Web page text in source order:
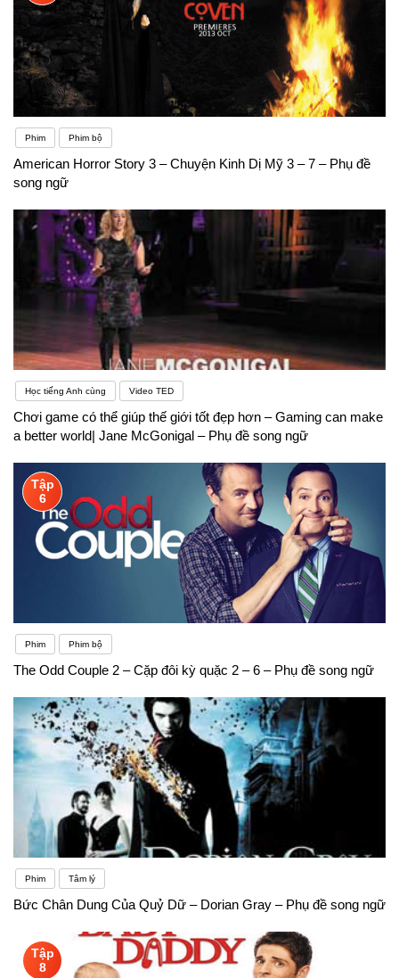
Phim Phim bộ
American Horror Story 3 – Chuyện Kinh Dị Mỹ 3 – 7 – Phụ đề
song ngữ
Học tiếng Anh cùng Video TED
Chơi game có thể giúp thế giới tốt đẹp hơn – Gaming can make
a better world| Jane McGonigal – Phụ đề song ngữ
Tập
6
Phim Phim bộ
The Odd Couple 2 – Cặp đôi kỳ quặc 2 – 6 – Phụ đề song ngữ
Phim Tâm lý
Bức Chân Dung Của Quỷ Dữ – Dorian Gray – Phụ đề song ngữ
Tập
8